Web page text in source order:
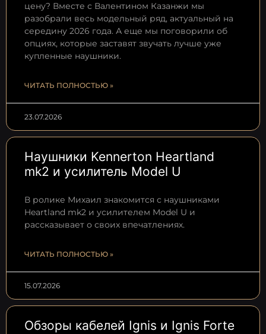
цену? Вместе с Валентином Казанжи мы
разобрали весь модельный ряд, актуальный на
середину 2026 года. А еще мы поговорили об
опциях, которые заставят звучать лучше уже
купленные наушники.
ЧИТАТЬ ПОЛНОСТЬЮ »
23.07.2026
Наушники Kennerton Heartland
mk2 и усилитель Model U
В ролике Михаил знакомится с наушниками
Heartland mk2 и усилителем Model U и
рассказывает о своих впечатлениях.
ЧИТАТЬ ПОЛНОСТЬЮ »
15.07.2026
Обзоры кабелей Ignis и Ignis Forte